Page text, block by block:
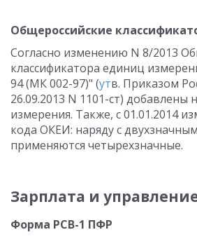
Общероссийские
Согласно изменению N 8/2013
классификатора единиц
94 (МК 002-97)" (утв. Приказом
26.09.2013 N 1101-ст)
измерения. Также, с 01.01.2014
кода ОКЕИ: наряду с
применяются четырехзначные.
Зарплата и
Форма РСВ-1 ПФР